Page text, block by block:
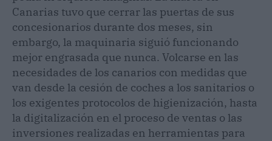
Canarias tuvo que cerrar las puertas de sus
concesionarios durante dos meses, sin
embargo, la maquinaria siguió funcionando
mejor engrasada que nunca. Volcarse en las
necesidades de los canarios con medidas que
van desde la cesión de coches a los sanitarios o
los exigentes protocolos de higienización, hasta
la digitalización en el proceso de ventas o las
inversiones realizadas en herramientas para